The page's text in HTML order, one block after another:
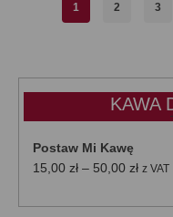
1 2 3
KAWA
Postaw Mi Kawę
15,00 zł – 50,00 złZakres
od
z VAT